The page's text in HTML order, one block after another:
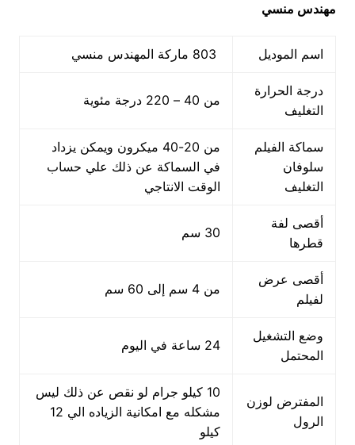
مهندس منسي
اسم الموديل
درجة الحرارة
التغليف
من 40 – 220 درجة مئوية
سماكة الفيلم
سلوفان
التغليف
من 20-40 ميكرون ويمكن يزداد
في السماكة عن ذلك علي حساب
الوقت الانتاجي
أقصى لفة
قطرها
30 سم
أقصى عرض
لفيلم
من 4 سم إلى 60 سم
وضع التشغيل
المحتمل
24 ساعة في اليوم
المفترض لوزن
الرول
10 كيلو جرام لو نقص عن ذلك ليس
مشكله مع امكانية الزياده الي 12
كيلو